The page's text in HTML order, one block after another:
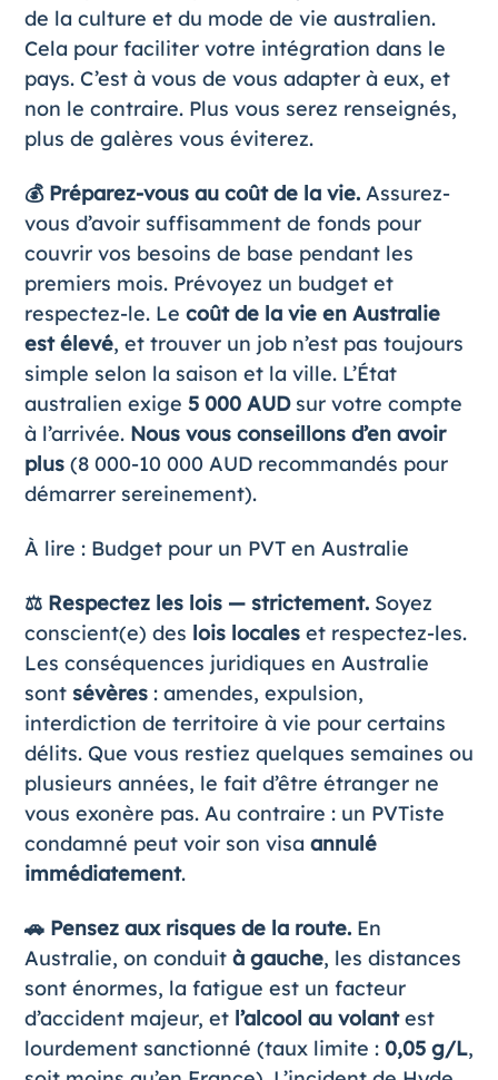
de la culture et du mode de vie australien.
Cela pour faciliter votre intégration dans le
pays. C’est à vous de vous adapter à eux, et
non le contraire. Plus vous serez renseignés,
plus de galères vous éviterez.
💰 Préparez-vous au coût de la vie.Assurez-
vous d’avoir suffisamment de fonds pour
couvrir vos besoins de base pendant les
premiers mois. Prévoyez un budget et
respectez-le. Le coût de la vie en Australie
est élevé, et trouver un job n’est pas toujours
simple selon la saison et la ville. L’État
australien exige 5 000 AUDsur votre compte
à l’arrivée. Nous vous conseillons d’en avoir
plus(8 000-10 000 AUD recommandés pour
démarrer sereinement).
À lire : Budget pour un PVT en Australie
⚖️ Respectez les lois — strictement.Soyez
conscient(e) des lois localeset respectez-les.
Les conséquences juridiques en Australie
sont sévères: amendes, expulsion,
interdiction de territoire à vie pour certains
délits. Que vous restiez quelques semaines ou
plusieurs années, le fait d’être étranger ne
vous exonère pas. Au contraire : un PVTiste
condamné peut voir son visa annulé
immédiatement.
🚗 Pensez aux risques de la route.En
Australie, on conduit à gauche, les distances
sont énormes, la fatigue est un facteur
d’accident majeur, et l’alcool au volantest
lourdement sanctionné (taux limite : 0,05 g/L,